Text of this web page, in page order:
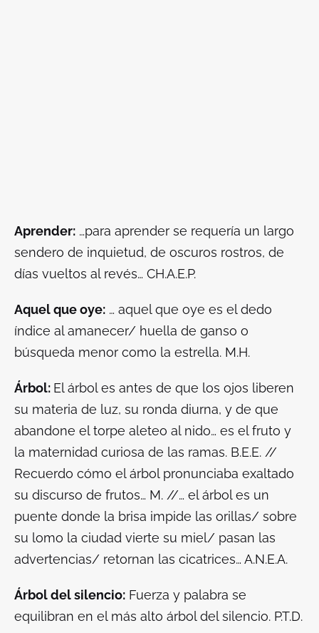
Aprender: …para aprender se requería un largo
sendero de inquietud, de oscuros rostros, de
días vueltos al revés… CH.A.E.P.
Aquel que oye: … aquel que oye es el dedo
índice al amanecer/ huella de ganso o
búsqueda menor como la estrella. M.H.
Árbol: El árbol es antes de que los ojos liberen
su materia de luz, su ronda diurna, y de que
abandone el torpe aleteo al nido… es el fruto y
la maternidad curiosa de las ramas. B.E.E. //
Recuerdo cómo el árbol pronunciaba exaltado
su discurso de frutos… M. //… el árbol es un
puente donde la brisa impide las orillas/ sobre
su lomo la ciudad vierte su miel/ pasan las
advertencias/ retornan las cicatrices… A.N.E.A.
Árbol del silencio: Fuerza y palabra se
equilibran en el más alto árbol del silencio. P.T.D.